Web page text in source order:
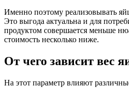
Именно поэтому реализовывать
Это выгода актуальна и для
продуктом совершается меньше
стоимость несколько ниже.
От чего зависит вес
На этот параметр влияют